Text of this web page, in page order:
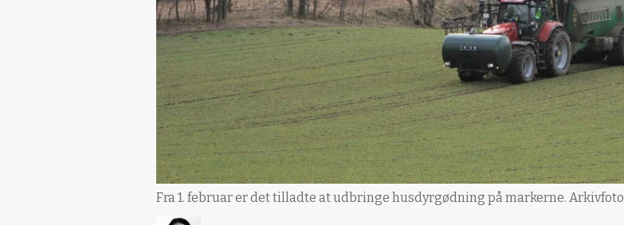
Fra 1. februar er det tilladte at udbringe husdyrgødning på markerne. Arkivfoto